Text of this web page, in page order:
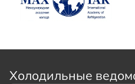
Холодильные